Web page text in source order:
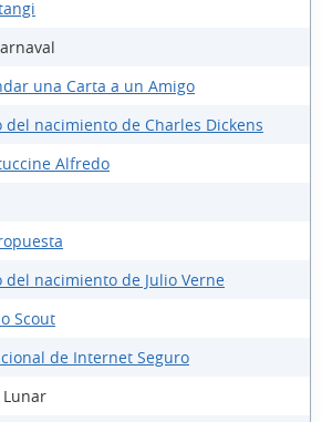
una Carta a un Amigo
del nacimiento de Charles Dickens
Alfredo
del nacimiento de Julio Verne
Scout
de Internet Seguro
Lunar